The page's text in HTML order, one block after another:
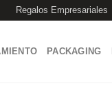
Regalos Empresariales
PACKAGING